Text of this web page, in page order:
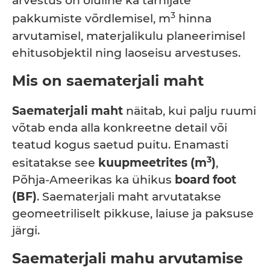
pakkumiste võrdlemisel, m3 hinna
arvutamisel, materjalikulu planeerimisel
ehitusobjektil ning laoseisu arvestuses.
Mis on saematerjali maht
Saematerjali maht näitab, kui palju ruumi
võtab enda alla konkreetne detail või
teatud kogus saetud puitu. Enamasti
esitatakse see kuupmeetrites (m3),
Põhja-Ameerikas ka ühikus board foot
(BF). Saematerjali maht arvutatakse
geomeetriliselt pikkuse, laiuse ja paksuse
järgi.
Saematerjali mahu arvutamise